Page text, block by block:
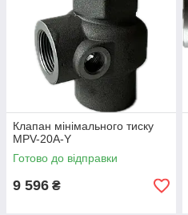
Клапан мінімального тиску
MPV-20A-Y
Готово до відправки
9 596 ₴